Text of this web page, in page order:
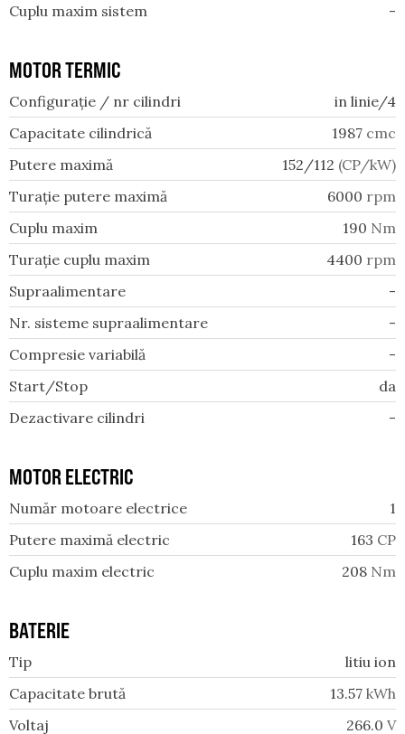
Cuplu maxim sistem
-
MOTOR TERMIC
Configurație / nr cilindri
in linie/4
Capacitate cilindrică
1987 cmc
Putere maximă
152/112 (CP/kW)
Turație putere maximă
6000 rpm
Cuplu maxim
190 Nm
Turație cuplu maxim
4400 rpm
Supraalimentare
-
Nr. sisteme supraalimentare
-
Compresie variabilă
-
Start/Stop
da
Dezactivare cilindri
-
MOTOR ELECTRIC
Număr motoare electrice
1
Putere maximă electric
163 CP
Cuplu maxim electric
208 Nm
BATERIE
Tip
litiu ion
Capacitate brută
13.57 kWh
Voltaj
266.0 V